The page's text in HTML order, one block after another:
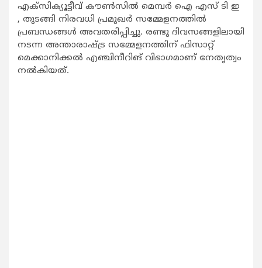
എക്സിക്യൂട്ടീവ് കൗണ്‍സില്‍ മെമ്പര്‍ ഐ എസ് ടി ഇ
, തുടങ്ങി നിരവധി പ്രമുഖര്‍ സമ്മേളനത്തില്‍
പ്രബന്ധങ്ങള്‍ അവതരിപ്പിച്ചു. രണ്ടു ദിവസങ്ങളിലായി
നടന്ന അന്താരാഷ്ട്ര സമ്മേളനത്തിന് ഫിസാറ്റ്
മെക്കാനിക്കല്‍ എഞ്ചിനീറിങ് വിഭാഗമാണ് നേതൃത്വം
നല്‍കിയത്.